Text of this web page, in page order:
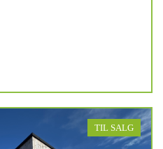
TIL SALG